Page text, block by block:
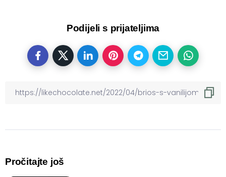
Podijeli s prijateljima
Pročitajte još